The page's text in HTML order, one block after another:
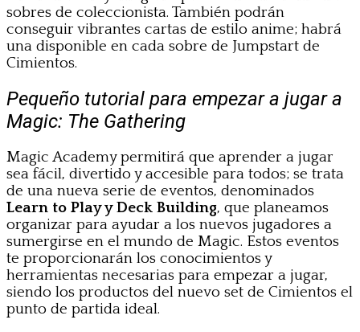
sobres de coleccionista. También podrán
conseguir vibrantes cartas de estilo anime; habrá
una disponible en cada sobre de Jumpstart de
Cimientos.
Pequeño tutorial para empezar a jugar a
Magic: The Gathering
Magic Academy permitirá que aprender a jugar
sea fácil, divertido y accesible para todos; se trata
de una nueva serie de eventos, denominados
Learn to Play y Deck Building, que planeamos
organizar para ayudar a los nuevos jugadores a
sumergirse en el mundo de Magic. Estos eventos
te proporcionarán los conocimientos y
herramientas necesarias para empezar a jugar,
siendo los productos del nuevo set de Cimientos el
punto de partida ideal.